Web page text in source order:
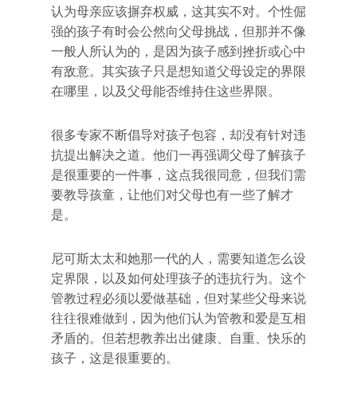
认为母亲应该摒弃权威，这其实不对。个性倔
强的孩子有时会公然向父母挑战，但那并不像
一般人所认为的，是因为孩子感到挫折或心中
有敌意。其实孩子只是想知道父母设定的界限
在哪里，以及父母能否维持住这些界限。
很多专家不断倡导对孩子包容，却没有针对违
抗提出解决之道。他们一再强调父母了解孩子
是很重要的一件事，这点我很同意，但我们需
要教导孩童，让他们对父母也有一些了解才
是。
尼可斯太太和她那一代的人，需要知道怎么设
定界限，以及如何处理孩子的违抗行为。这个
管教过程必须以爱做基础，但对某些父母来说
往往很难做到，因为他们认为管教和爱是互相
矛盾的。但若想教养出出健康、自重、快乐的
孩子，这是很重要的。